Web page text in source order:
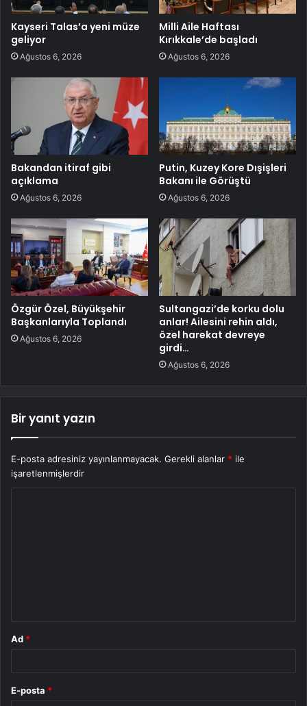
Kayseri Talas’a yeni müze
geliyor
Ağustos 6, 2026
Milli Aile Haftası
Kırıkkale’de başladı
Ağustos 6, 2026
Bakandan itiraf gibi
açıklama
Ağustos 6, 2026
Putin, Kuzey Kore Dışişleri
Bakanı ile Görüştü
Ağustos 6, 2026
Özgür Özel, Büyükşehir
Başkanlarıyla Toplandı
Ağustos 6, 2026
Sultangazi’de korku dolu
anlar! Ailesini rehin aldı,
özel harekat devreye
girdi…
Ağustos 6, 2026
Bir yanıt yazın
E-posta adresiniz yayınlanmayacak. Gerekli alanlar * ile
işaretlenmişlerdir
Ad *
E-posta *